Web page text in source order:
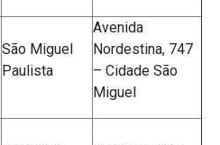
São Miguel
Paulista
Avenida
Nordestina, 747
– Cidade São
Miguel